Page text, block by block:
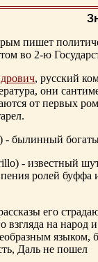
пишет
во 2-ю
, русский
они
от первых
- былинный
- известный
ролей буффа
его
взгляда на
Даль не пошел